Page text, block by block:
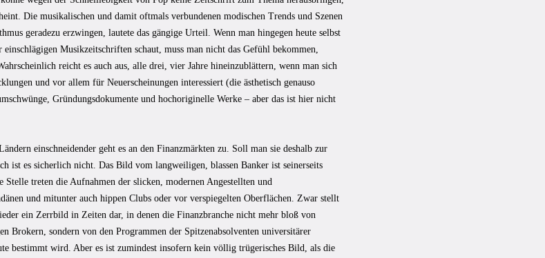
Die musikalischen und damit oftmals verbundenen modischen Trends und Szenen
geradezu erzwingen, lautete das gängige Urteil. Wenn man hingegen heute selbst
Musikzeitschriften schaut, muss man nicht das Gefühl bekommen,
reicht es auch aus, alle drei, vier Jahre hineinzublättern, wenn man sich
und vor allem für Neuerscheinungen interessiert (die ästhetisch genauso
Gründungsdokumente und hochoriginelle Werke – aber das ist hier nicht
einschneidender geht es an den Finanzmärkten zu. Soll man sie deshalb zur
ist es sicherlich nicht. Das Bild vom langweiligen, blassen Banker ist seinerseits
Stelle treten die Aufnahmen der slicken, modernen Angestellten und
und mitunter auch hippen Clubs oder vor verspiegelten Oberflächen. Zwar stellt
ein Zerrbild in Zeiten dar, in denen die Finanzbranche nicht mehr bloß von
Brokern, sondern von den Programmen der Spitzenabsolventen universitärer
bestimmt wird. Aber es ist zumindest insofern kein völlig trügerisches Bild, als die